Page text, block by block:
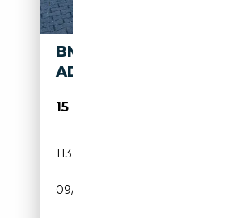
BMW 418 D COUPE
ADVANTAGE - XENON -
15 990€
113 750 km
09/2016